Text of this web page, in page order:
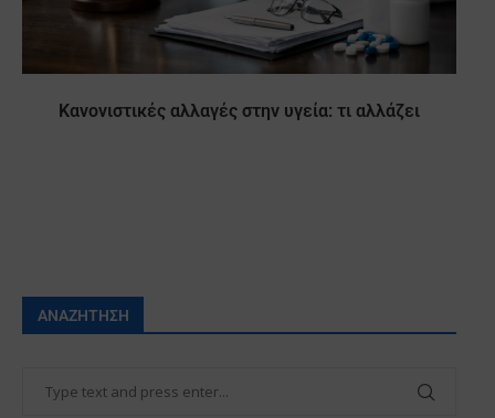
Κανονιστικές αλλαγές στην υγεία: τι αλλάζει
ΑΝΑΖΉΤΗΣΗ